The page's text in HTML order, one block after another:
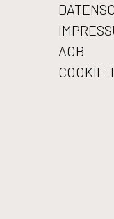
AGB